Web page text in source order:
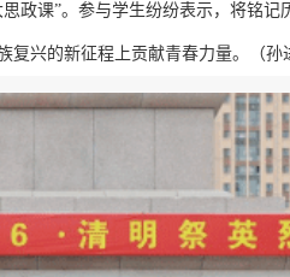
政课”。参与学生纷纷表示，将铭记
兴的新征程上贡献青春力量。（孙